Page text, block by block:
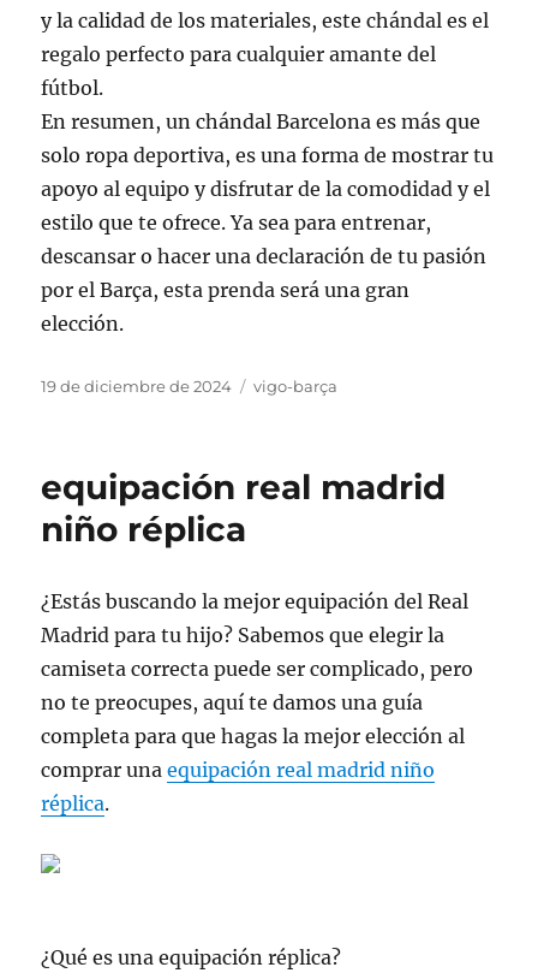
y la calidad de los materiales, este chándal es el
regalo perfecto para cualquier amante del
fútbol.
En resumen, un chándal Barcelona es más que
solo ropa deportiva, es una forma de mostrar tu
apoyo al equipo y disfrutar de la comodidad y el
estilo que te ofrece. Ya sea para entrenar,
descansar o hacer una declaración de tu pasión
por el Barça, esta prenda será una gran
elección.
Publicado
19 de diciembre de 2024 Categorías
vigo-barça
equipación real madrid
niño réplica
¿Estás buscando la mejor equipación del Real
Madrid para tu hijo? Sabemos que elegir la
camiseta correcta puede ser complicado, pero
no te preocupes, aquí te damos una guía
completa para que hagas la mejor elección al
comprar unaequipación real madrid niño
réplica.
¿Qué es una equipación réplica?